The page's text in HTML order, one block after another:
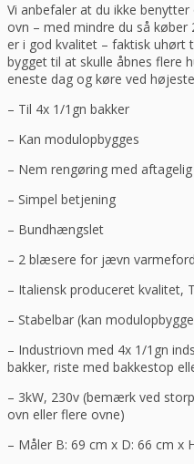
Vi anbefaler at du ikke
ovn – med mindre du så køber
er i god kvalitet – faktisk uhørt
bygget til at skulle åbnes flere
eneste dag og køre ved
– Til 4x 1/1gn bakker
– Kan modulopbygges
– Nem rengøring med aftagelig
– Simpel betjening
– Bundhængslet
– 2 blæsere for jævn
– Italiensk produceret kvalitet,
– Stabelbar (kan
– Industriovn med 4x 1/1gn
bakker, riste med bakkestop
– 3kW, 230v (bemærk ved
ovn eller flere ovne)
– Måler B: 69 cm x D: 66 cm x